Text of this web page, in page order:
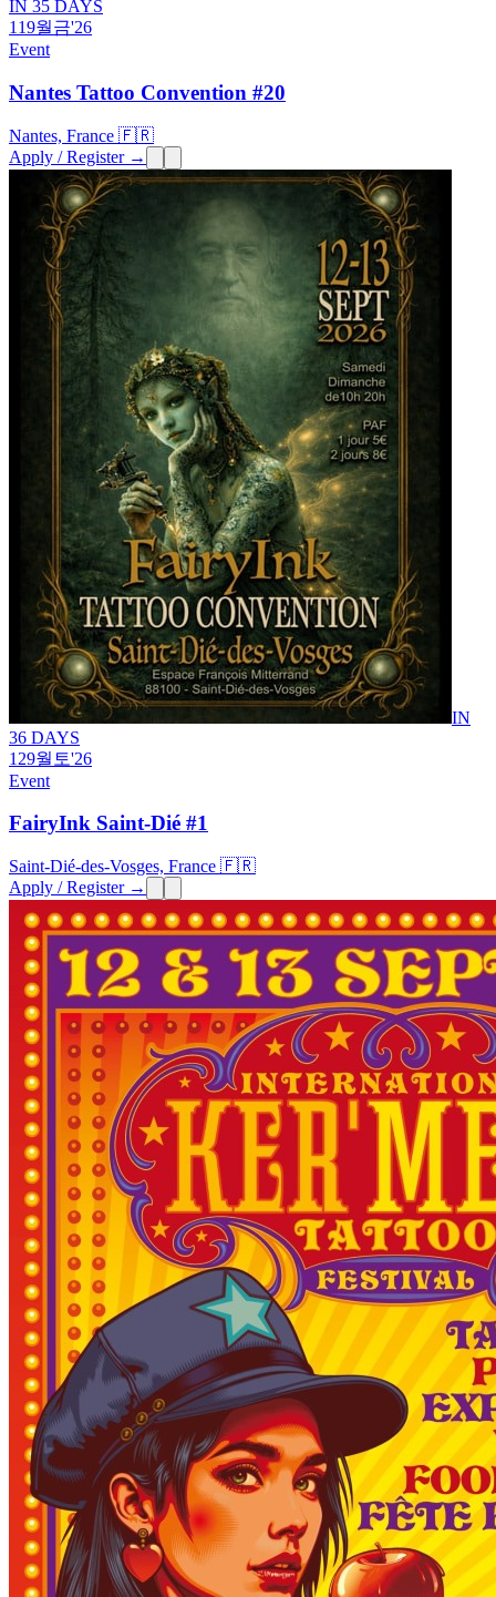
IN 35 DAYS
119월금'26
Event
Nantes Tattoo Convention #20
Nantes, France 🇫🇷
Apply / Register →
IN
36 DAYS
129월 토'26
Event
FairyInk Saint-Dié #1
Saint-Dié-des-Vosges, France 🇫🇷
Apply / Register →